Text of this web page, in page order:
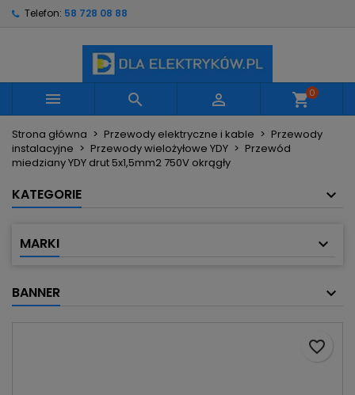
Telefon: 58 728 08 88
   shopping_cart0
Strona główna Przewody elektryczne i kable
Przewody
instalacyjne
Przewody wielożyłowe YDY
Przewód
miedziany YDY drut 5x1,5mm2 750V okrągły
KATEGORIE
MARKI
BANNER
favorite_border
Utwórz nową listę
Nazwa listy życzeń
Anuluj Utwórz listę życzeń
Musisz być zalogowany by zapisać produkty na
swojej liście życzeń.
Anuluj Zaloguj się